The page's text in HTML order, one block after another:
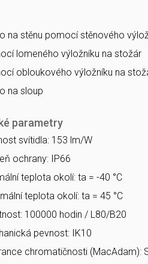
na stěnu pomocí stěnového
lomeného výložníku na stožár
obloukového výložníku na
na sloup
parametry
svítidla: 153 lm/W
ochrany: IP66
teplota okolí: ta = -40 °C
teplota okolí: ta = 45 °C
100000 hodin / L80/B20
pevnost: IK10
chromatičnosti (MacAdam):